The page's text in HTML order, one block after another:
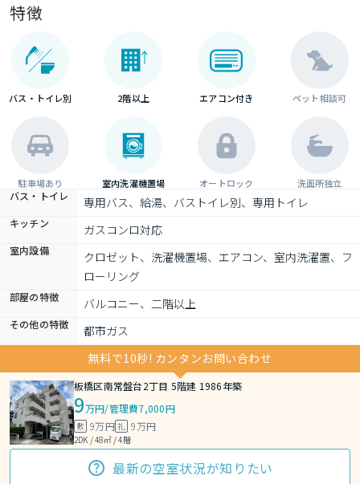
特徴
バス・トイレ別 2階以上 エアコン付き ペット相談可
駐車場あり 室内洗濯機置場 オートロック 洗面所独立
バス・トイレ 専用バス、給湯、バストイレ別、専用トイレ
キッチン ガスコンロ対応
室内設備
クロゼット、洗濯機置場、エアコン、室内洗濯置、フ
ローリング
部屋の特徴 バルコニー、二階以上
その他の特徴
都市ガス
無料で10秒! カンタンお問い合わせ
板橋区南常盤台2丁目 5階建 1986年築
9万円/管理費7,000円
敷 9万円礼 9万円
2DK / 48㎡ / 4階
最新の空室状況が知りたい